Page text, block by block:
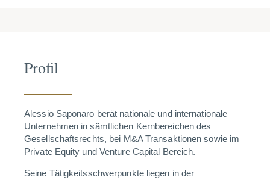
Profil
Alessio Saponaro berät nationale und internationale
Unternehmen in sämtlichen Kernbereichen des
Gesellschaftsrechts, bei M&A Transaktionen sowie im
Private Equity und Venture Capital Bereich.
Seine Tätigkeitsschwerpunkte liegen in der